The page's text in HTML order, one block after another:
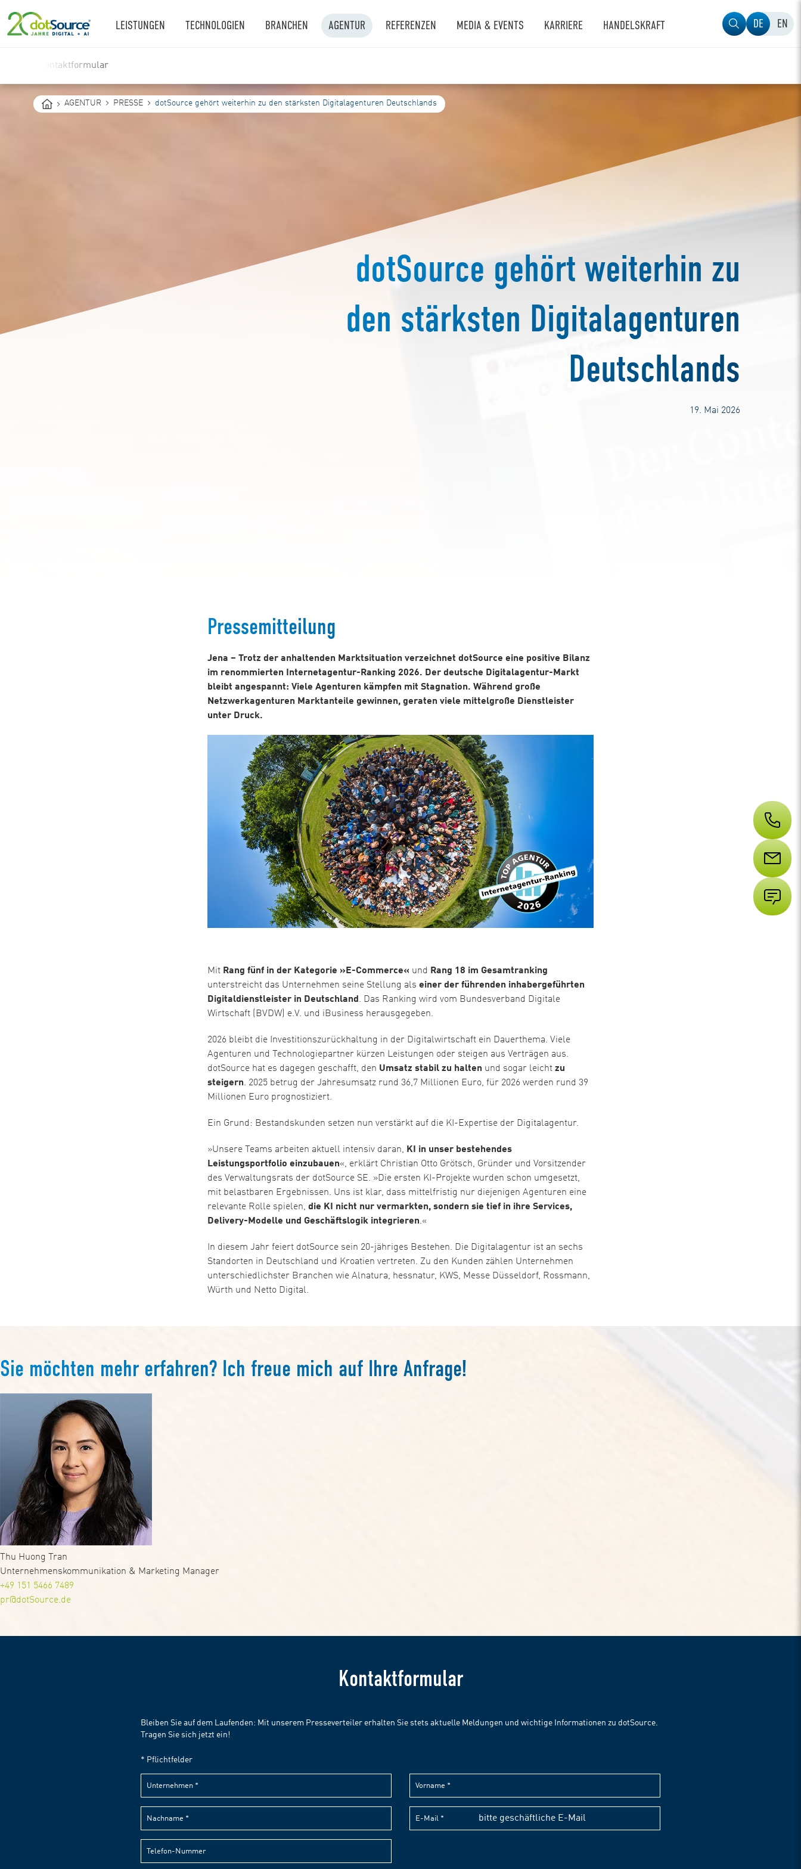
LEISTUNGEN TECHNOLOGIEN BRANCHEN AGENTUR REFERENZEN MEDIA & EVENTS KARRIERE HANDELSKRAFT DE EN
are
AGENTUR PRESSE dotSource gehört weiterhin zu den stärksten Digitalagenturen Deutschlands
dotSource gehört weiterhin zu
den stärksten Digitalagenturen
Deutschlands
19. Mai 2026
Pressemitteilung
Jena – Trotz der anhaltenden Marktsituation verzeichnet dotSource eine positive Bilanz
im renommierten Internetagentur-Ranking 2026. Der deutsche Digitalagentur-Markt
bleibt angespannt: Viele Agenturen kämpfen mit Stagnation. Während große
Netzwerkagenturen Marktanteile gewinnen, geraten viele mittelgroße Dienstleister
unter Druck.
Mit Rang fünf in der Kategorie »E-Commerce« und Rang 18 im Gesamtranking
unterstreicht das Unternehmen seine Stellung als einer der führenden inhabergeführten
Digitaldienstleister in Deutschland. Das Ranking wird vom Bundesverband Digitale
Wirtschaft (BVDW) e.V. und iBusiness herausgegeben.
2026 bleibt die Investitionszurückhaltung in der Digitalwirtschaft ein Dauerthema. Viele
Agenturen und Technologiepartner kürzen Leistungen oder steigen aus Verträgen aus.
dotSource hat es dagegen geschafft, den Umsatz stabil zu halten und sogar leicht zu
steigern. 2025 betrug der Jahresumsatz rund 36,7 Millionen Euro, für 2026 werden rund 39
Millionen Euro prognostiziert.
Ein Grund: Bestandskunden setzen nun verstärkt auf die KI-Expertise der Digitalagentur.
»Unsere Teams arbeiten aktuell intensiv daran, KI in unser bestehendes
Leistungsportfolio einzubauen«, erklärt Christian Otto Grötsch, Gründer und Vorsitzender
des Verwaltungsrats der dotSource SE. »Die ersten KI-Projekte wurden schon umgesetzt,
mit belastbaren Ergebnissen. Uns ist klar, dass mittelfristig nur diejenigen Agenturen eine
relevante Rolle spielen, die KI nicht nur vermarkten, sondern sie tief in ihre Services,
Delivery-Modelle und Geschäftslogik integrieren.«
In diesem Jahr feiert dotSource sein 20-jähriges Bestehen. Die Digitalagentur ist an sechs
Standorten in Deutschland und Kroatien vertreten. Zu den Kunden zählen Unternehmen
unterschiedlichster Branchen wie Alnatura, hessnatur, KWS, Messe Düsseldorf, Rossmann,
Würth und Netto Digital.
Sie möchten mehr erfahren? Ich freue mich auf Ihre Anfrage!
Thu Huong Tran
Unternehmenskommunikation & Marketing Manager
+49 151 5466 7489
pr@dotSource.de
Kontaktformular
Kontaktformular